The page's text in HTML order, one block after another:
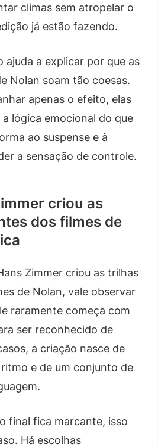
climas sem atropelar o
já estão fazendo.
ajuda a explicar por que as
Nolan soam tão coesas.
apenas o efeito, elas
lógica emocional do que
ao suspense e à
a sensação de controle.
criou as
dos filmes de
Zimmer criou as trilhas
de Nolan, vale observar
raramente começa com
ser reconhecido de
a criação nasce de
e de um conjunto de
final fica marcante, isso
Há escolhas